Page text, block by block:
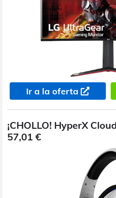
Ir a la oferta
¡CHOLLO! HyperX
57,01 €